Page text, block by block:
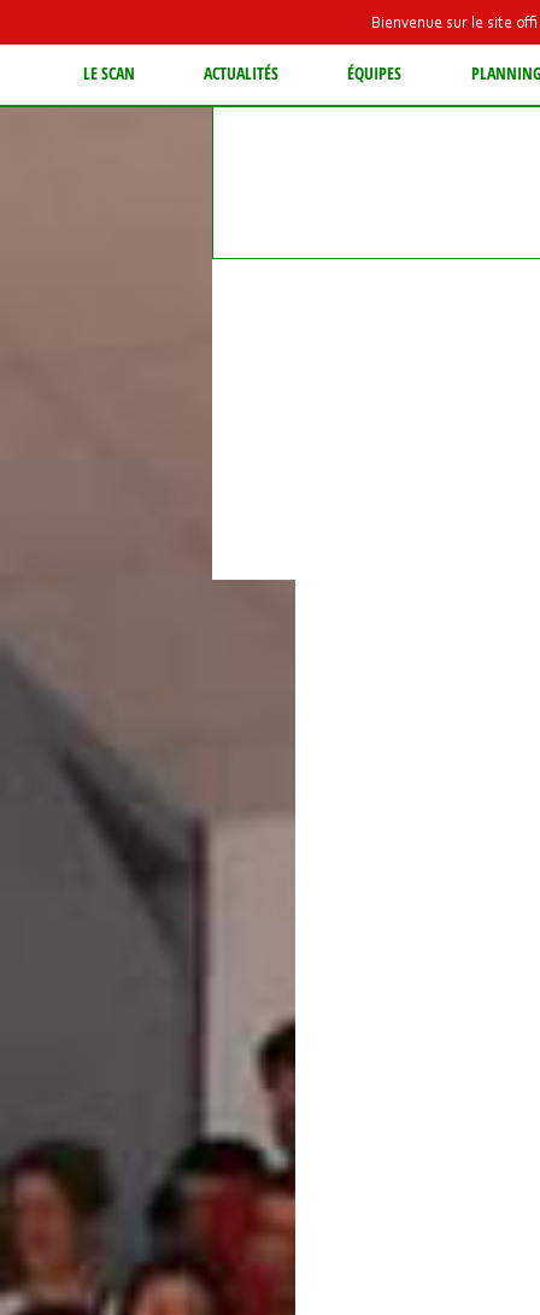
Bienvenue sur le site
LE SCAN ACTUALITÉS ÉQUIPES